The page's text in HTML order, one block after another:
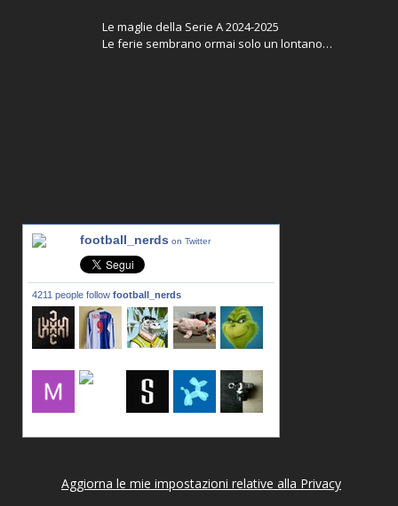
Le maglie della Serie A 2024-2025
Le ferie sembrano ormai solo un lontano…
football_nerds
4211 people follow football_nerds
Aggiorna le mie impostazioni relative alla Privacy